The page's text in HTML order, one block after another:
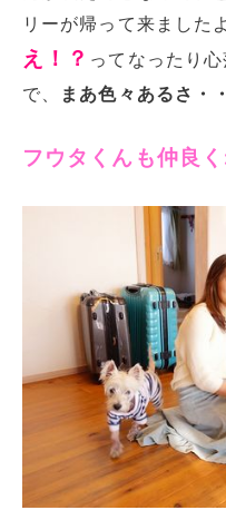
リーが帰って来ました
え！？ ってなったり
で、
まあ色々あるさ・
フウタくんも仲良く